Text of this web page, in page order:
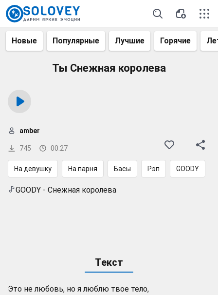
Новые Популярные Лучшие Горячие
Ты Снежная королева
745 00:27
amber
На девушку На парня Басы Рэп GOODY
GOODY - Снежная королева
Текст
Это не любовь, но я люблю твое тело,